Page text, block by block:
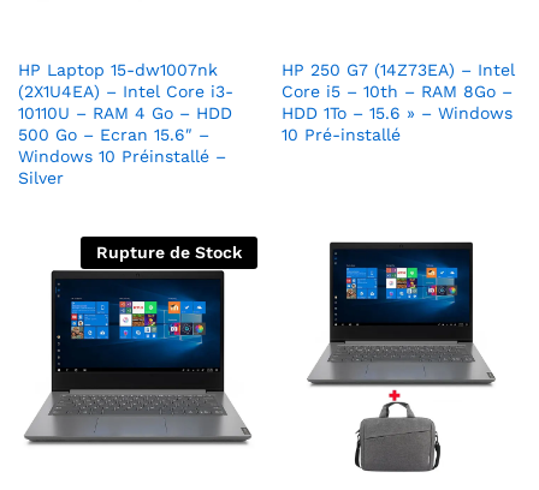
HP Laptop 15-dw1007nk
(2X1U4EA) – Intel Core i3-
10110U – RAM 4 Go – HDD
500 Go – Ecran 15.6″ –
Windows 10 Préinstallé –
Silver
HP 250 G7 (14Z73EA) – Intel
Core i5 – 10th – RAM 8Go –
HDD 1To – 15.6 » – Windows
10 Pré-installé
Rupture de Stock